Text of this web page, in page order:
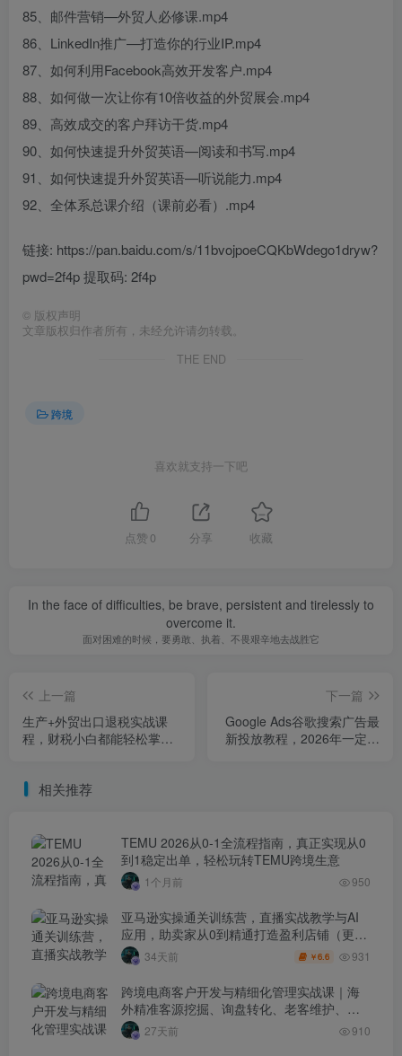
85、邮件营销—外贸人必修课.mp4
86、LinkedIn推广—打造你的行业IP.mp4
87、如何利用Facebook高效开发客户.mp4
88、如何做一次让你有10倍收益的外贸展会.mp4
89、高效成交的客户拜访干货.mp4
90、如何快速提升外贸英语—阅读和书写.mp4
91、如何快速提升外贸英语—听说能力.mp4
92、全体系总课介绍（课前必看）.mp4
链接: https://pan.baidu.com/s/11bvojpoeCQKbWdego1dryw?
pwd=2f4p 提取码: 2f4p
© 版权声明
文章版权归作者所有，未经允许请勿转载。
THE END
跨境
喜欢就支持一下吧
点赞 0 分享 收藏
In the face of difficulties, be brave, persistent and tirelessly to
overcome it.
面对困难的时候，要勇敢、执着、不畏艰辛地去战胜它
上一篇
生产+外贸出口退税实战课
程，财税小白都能轻松掌握
下一篇
Google Ads谷歌搜索广告最
新投放教程，2026年一定要
相关推荐
TEMU 2026从0-1全流程指南，真正实现从0
到1稳定出单，轻松玩转TEMU跨境生意
1个月前 950
亚马逊实操通关训练营，直播实战教学与AI
应用，助卖家从0到精通打造盈利店铺（更新
7月3日）
34天前 ￥6.6 931
跨境电商客户开发与精细化管理实战课｜海
外精准客源挖掘、询盘转化、老客维护、客
户分层全流程落地教程
27天前 910